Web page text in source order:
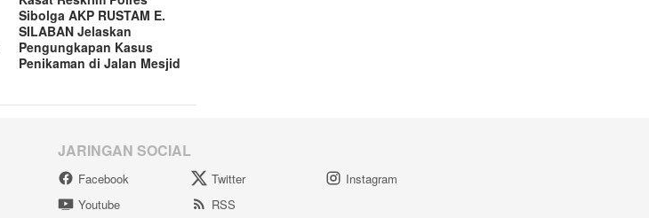
Sibolga AKP RUSTAM E.
SILABAN Jelaskan
Pengungkapan Kasus
Penikaman di Jalan Mesjid
JARINGAN SOCIAL
Facebook Twitter
Instagram
Youtube
RSS